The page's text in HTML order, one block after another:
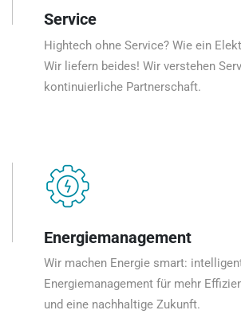
Service
Hightech ohne Service? Wie ein
Wir liefern beides! Wir verstehen
kontinuierliche Partnerschaft.
Energiemanagement
Wir machen Energie smart:
Energiemanagement für mehr
und eine nachhaltige Zukunft.